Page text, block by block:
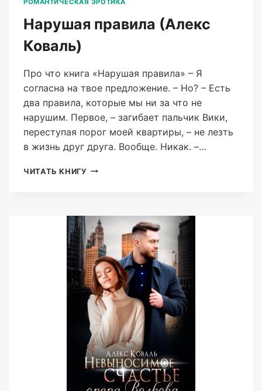
Нарушая правила (Алекс
Коваль)
Про что книга «Нарушая правила» – Я
согласна на твое предложение. – Но? – Есть
два правила, которые мы ни за что не
нарушим. Первое, – загибает пальчик Вики,
переступая порог моей квартиры, – не лезть
в жизнь друг друга. Вообще. Никак. –…
ЧИТАТЬ КНИГУ НАРУШАЯ